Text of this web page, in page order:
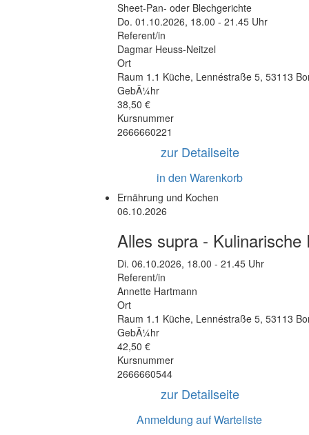
Sheet-Pan- oder Blechgerichte
Do. 01.10.2026, 18.00 - 21.45 Uhr
Referent/in
Dagmar Heuss-Neitzel
Ort
Raum 1.1 Küche, Lennéstraße 5, 53113
GebÃ¼hr
38,50 €
Kursnummer
2666660221
zur Detailseite
in den Warenkorb
Ernährung und Kochen
06.10.2026
Alles supra -
Di. 06.10.2026, 18.00 - 21.45 Uhr
Referent/in
Annette Hartmann
Ort
Raum 1.1 Küche, Lennéstraße 5, 53113
GebÃ¼hr
42,50 €
Kursnummer
2666660544
zur Detailseite
Anmeldung auf Warteliste